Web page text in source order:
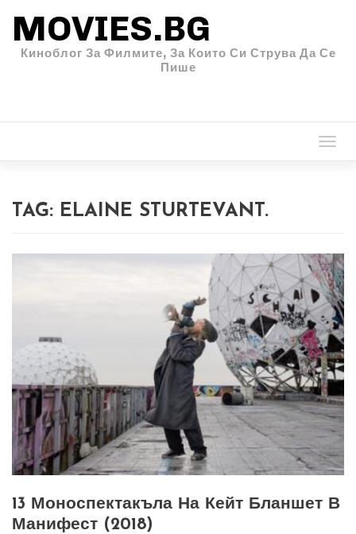
MOVIES.BG
Киноблог За Филмите, За Които Си Струва Да Се
Пише
TAG: ELAINE STURTEVANT.
13 Моноспектакъла На Кейт Бланшет В
Манифест (2018)